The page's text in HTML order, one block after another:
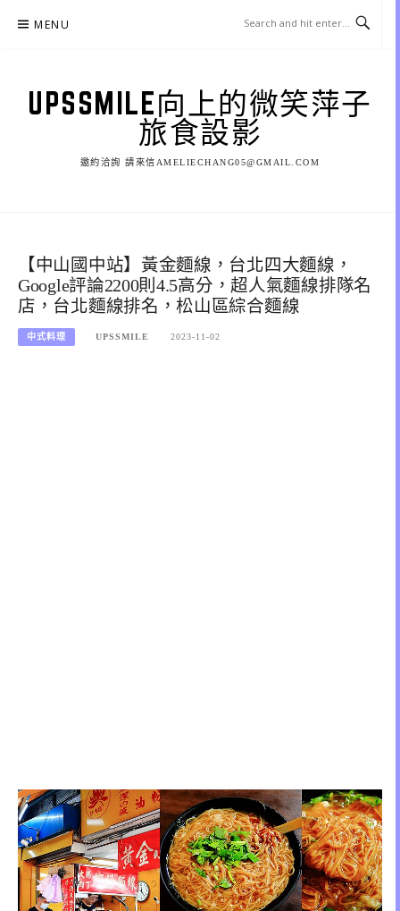
MENU
UPSSMILE向上的微笑萍子
旅食設影
邀約洽詢 請來信AMELIECHANG05@GMAIL.COM
【中山國中站】黃金麵線，台北四大麵線，
Google評論2200則4.5高分，超人氣麵線排隊名
店，台北麵線排名，松山區綜合麵線
中式料理 UPSSMILE 2023-11-02